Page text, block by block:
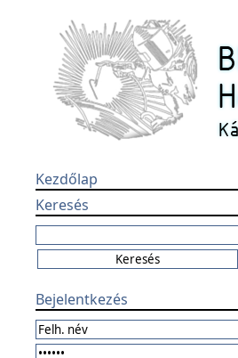
Kezdőlap
Keresés
Bejelentkezés